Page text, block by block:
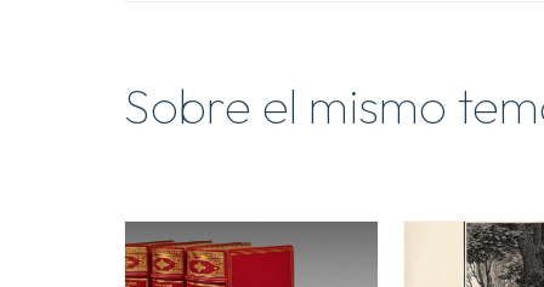
Sobre el mismo